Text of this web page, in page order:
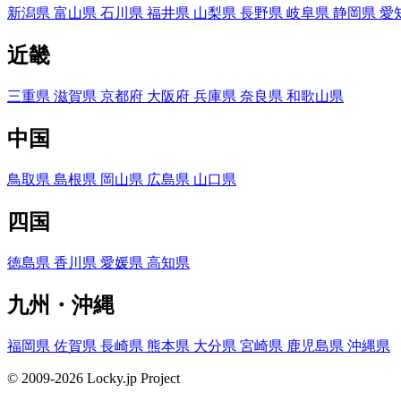
新潟県 富山県 石川県 福井県 山梨県 長野県 岐阜県 静岡県 愛
近畿
三重県 滋賀県 京都府 大阪府 兵庫県 奈良県 和歌山県
中国
鳥取県 島根県 岡山県 広島県 山口県
四国
徳島県 香川県 愛媛県 高知県
九州・沖縄
福岡県 佐賀県 長崎県 熊本県 大分県 宮崎県 鹿児島県 沖縄県
© 2009-2026 Locky.jp Project